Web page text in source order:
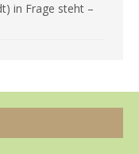
in Frage steht –